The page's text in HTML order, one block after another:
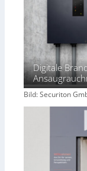
Digitale
Bild: Securiton